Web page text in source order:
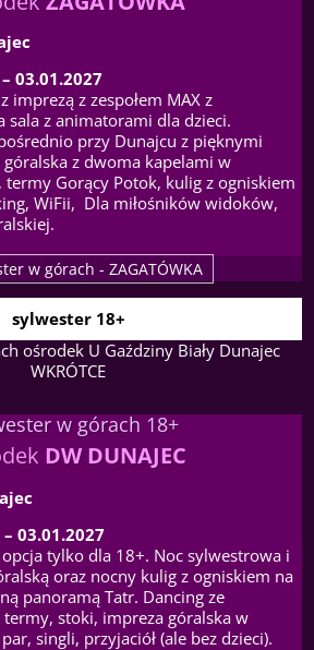
03.01.2027
imprezą z zespołem MAX z
sala z animatorami dla dzieci.
przy Dunajcu z pięknymi
z dwoma kapelami w
termy Gorący Potok, kulig z ogniskiem
WiFii, Dla miłośników widoków,
w górach - ZAGATÓWKA
sylwester 18+
w górach 18+
DW DUNAJEC
03.01.2027
tylko dla 18+. Noc sylwestrowa i
oraz nocny kulig z ogniskiem na
panoramą Tatr. Dancing ze
termy, stoki, impreza góralska w
singli, przyjaciół (ale bez dzieci).